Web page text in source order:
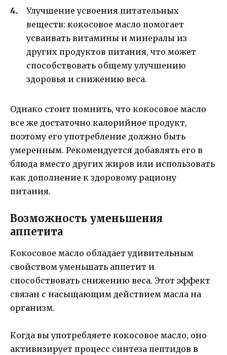
Улучшение усвоения питательных
веществ: кокосовое масло помогает
усваивать витамины и минералы из
других продуктов питания, что может
способствовать общему улучшению
здоровья и снижению веса.
Однако стоит помнить, что кокосовое масло
все же достаточно калорийное продукт,
поэтому его употребление должно быть
умеренным. Рекомендуется добавлять его в
блюда вместо других жиров или использовать
как дополнение к здоровому рациону
питания.
Возможность уменьшения
аппетита
Кокосовое масло обладает удивительным
свойством уменьшать аппетит и
способствовать снижению веса. Этот эффект
связан с насыщающим действием масла на
организм.
Когда вы употребляете кокосовое масло, оно
активизирует процесс синтеза пептидов в